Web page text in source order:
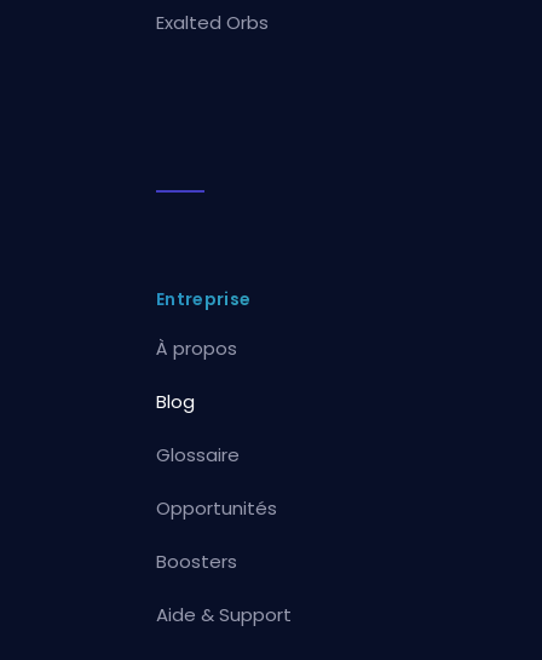
Exalted Orbs
Entreprise
À propos
Blog
Glossaire
Opportunités
Boosters
Aide & Support